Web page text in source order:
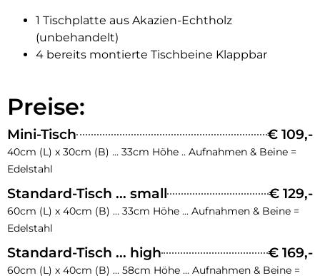
1 Tischplatte aus Akazien-Echtholz
(unbehandelt)
4 bereits montierte Tischbeine Klappbar
Preise:
Mini-Tisch € 109,-
40cm (L) x 30cm (B) ... 33cm Höhe .. Aufnahmen & Beine =
Edelstahl
Standard-Tisch ... small € 129,-
60cm (L) x 40cm (B) ... 33cm Höhe ... Aufnahmen & Beine =
Edelstahl
Standard-Tisch ... high € 169,-
60cm (L) x 40cm (B) ... 58cm Höhe ... Aufnahmen & Beine =